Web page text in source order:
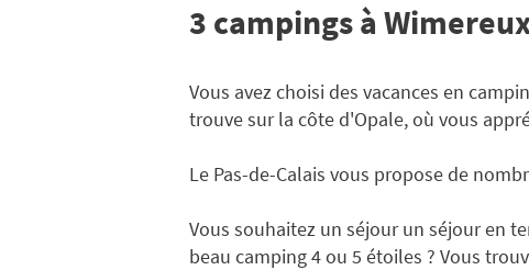
3 campings à
Vous avez choisi des vacances en
trouve sur la côte d'Opale, où vous
Le Pas-de-Calais vous propose de
Vous souhaitez un séjour un séjour en
beau camping 4 ou 5 étoiles ? Vous